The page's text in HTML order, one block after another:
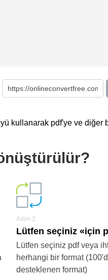
kullanarak pdf'ye ve diğer
Adim 2
Lütfen seçiniz «için
Lütfen seçiniz pdf veya
herhangi bir format
desteklenen format)